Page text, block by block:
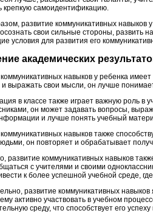
крепкую самоидентификацию.
развитие коммуникативных
свои сильные стороны, развить
условия для развития его
академических
навыков у ребенка
выражать свои мысли, он лучше
в классе также играет важную роль
он может задавать вопросы,
и лучше понять учебный
навыков также
он повторяет и обрабатывает
развитие коммуникативных навыков
с учителями и своими
к более успешной учебной среде,
развитие коммуникативных
активно участвовать в учебном
среду, что способствует его успеху